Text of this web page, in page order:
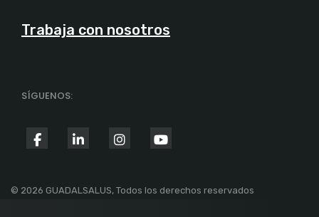
Trabaja con nosotros
SÍGUENOS:
fab
facebook-
fab
linkedin-
fab
instagram
fab
youtube
© 2026 GUADALSALUS, Todos los derechos reservados